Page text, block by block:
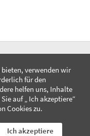
verwenden wir
für den
helfen uns, Inhalte
auf „ Ich akzeptiere“
Cookies zu.
Ich akzeptiere